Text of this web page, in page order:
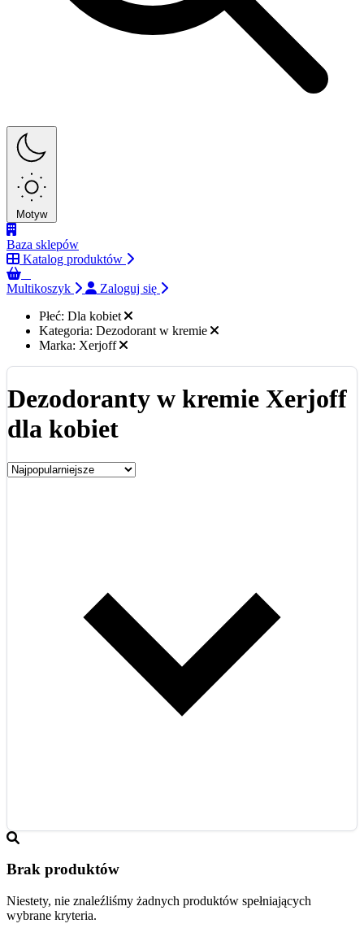
Motyw
Baza sklepów
Katalog produktów
Multikoszyk
Zaloguj się
Płeć: Dla kobiet
Kategoria: Dezodorant w kremie
Marka: Xerjoff
Dezodoranty w kremie Xerjoff
dla kobiet
Brak produktów
Niestety, nie znaleźliśmy żadnych produktów spełniających
wybrane kryteria.